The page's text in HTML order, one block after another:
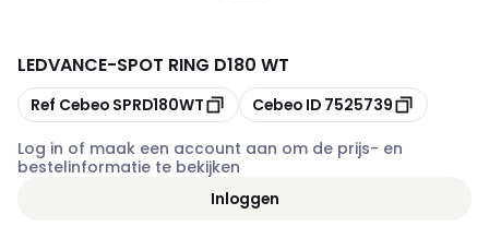
LEDVANCE-SPOT RING D180 WT
Kopiëren
Ref Cebeo SPRD180WT Kopiëren
Cebeo ID 7525739
Log in of maak een account aan om de prijs- en
bestelinformatie te bekijken
Inloggen